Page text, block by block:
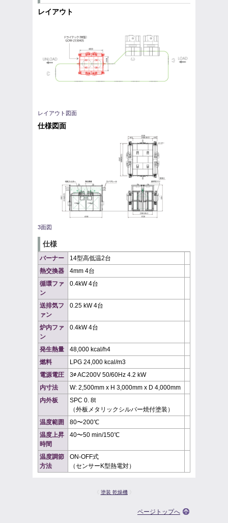
レイアウト
レイアウト図面
仕様図面
3面図
仕様
バーナー
14型高低温2台
熱交換器
4mm 4台
循環ファ
ン
0.4kW 4台
送排気フ
ァン
0.25 kW 4台
炉内ファ
ン
0.4kW 4台
発生熱量
48,000 kcal/h4
燃料
LPG 24,000 kcal/m3
電源電圧
3∅ AC200V 50/60Hz 4.2 kW
内寸法
W: 2,500mm x H 3,000mm x D 4,000mm
内外板
SPC 0. 8t
（外板メタリックシルバー焼付塗装）
温度範囲
80〜200℃
温度上昇
時間
40〜50 min/150℃
温度調節
方法
ON-OFF式
（センサーK型熱電対）
塗装 乾燥機》
ページトップへ